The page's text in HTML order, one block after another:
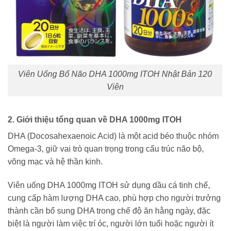
Viên Uống Bổ Não DHA 1000mg ITOH Nhật Bản 120
Viên
2. Giới thiệu tổng quan về DHA 1000mg ITOH
DHA (Docosahexaenoic Acid) là một acid béo thuộc nhóm
Omega-3, giữ vai trò quan trọng trong cấu trúc não bộ,
võng mạc và hệ thần kinh.
Viên uống DHA 1000mg ITOH sử dụng dầu cá tinh chế,
cung cấp hàm lượng DHA cao, phù hợp cho người trưởng
thành cần bổ sung DHA trong chế độ ăn hằng ngày, đặc
biệt là người làm việc trí óc, người lớn tuổi hoặc người ít